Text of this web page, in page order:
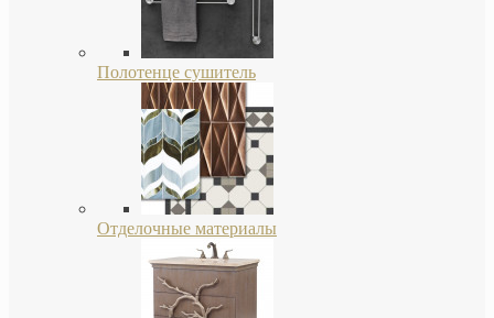
Полотенце сушитель
Отделочные материалы